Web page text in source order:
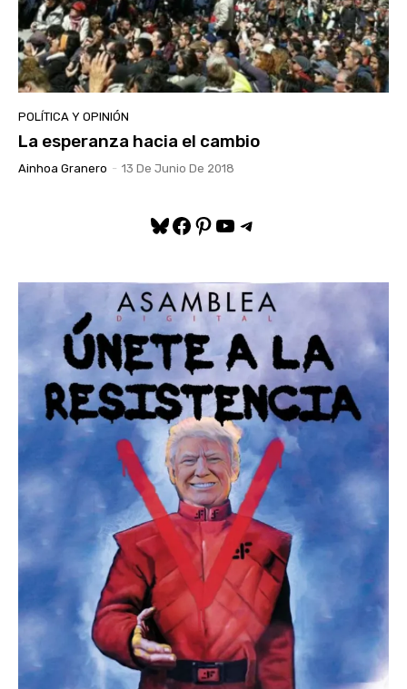
POLÍTICA Y OPINIÓN
La esperanza hacia el cambio
Ainhoa Granero - 13 De Junio De 2018
Bluesky
Facebook
Pinterest
YouTube
Telegram